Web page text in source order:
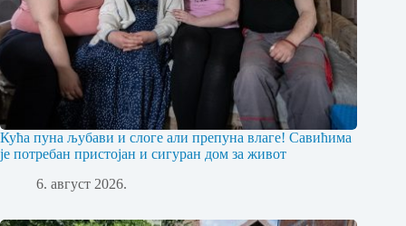
Кућа пуна љубави и слоге али препуна влаге! Савићима
је потребан пристојан и сигуран дом за живот
6. август 2026.